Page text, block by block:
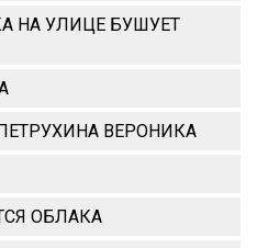
НА УЛИЦЕ БУШУЕТ
ВЕРОНИКА
ОБЛАКА